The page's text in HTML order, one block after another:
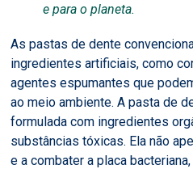
e para o planeta.
As pastas de dente
ingredientes artificiais, como
agentes espumantes que
ao meio ambiente. A pasta de
formulada com ingredientes
substâncias tóxicas. Ela não
e a combater a placa